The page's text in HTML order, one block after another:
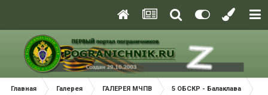
Главная Галерея ГАЛЕРЕЯ МЧПВ 5 ОБСКР - Балаклава